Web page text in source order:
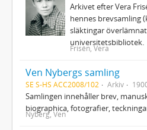
Arkivet efter Vera
hennes brevsamling
släktingar
universitetsbibliotek.
Frisén, Vera
Ven Nybergs samling
SE S-HS ACC2008/102 Arkiv
Samlingen innehåller brev,
biographica, fotografier,
Nyberg, Ven